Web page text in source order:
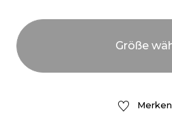
Merken